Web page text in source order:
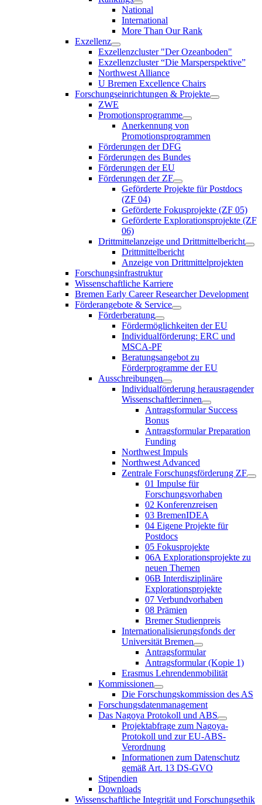
National
International
More Than Our Rank
Exzellenz
Exzellenzcluster "Der Ozeanboden"
Exzellenzcluster “Die Marsperspektive”
Northwest Alliance
U Bremen Excellence Chairs
Forschungseinrichtungen & Projekte
ZWE
Promotionsprogramme
Anerkennung von
Promotionsprogrammen
Förderungen der DFG
Förderungen des Bundes
Förderungen der EU
Förderungen der ZF
Geförderte Projekte für Postdocs
(ZF 04)
Geförderte Fokusprojekte (ZF 05)
Geförderte Explorationsprojekte (ZF
06)
Drittmittelanzeige und Drittmittelbericht
Drittmittelbericht
Anzeige von Drittmittelprojekten
Forschungsinfrastruktur
Wissenschaftliche Karriere
Bremen Early Career Researcher Development
Förderangebote & Service
Förderberatung
Fördermöglichkeiten der EU
Individualförderung: ERC und
MSCA-PF
Beratungsangebot zu
Förderprogramme der EU
Ausschreibungen
Individualförderung herausragender
Wissenschaftler:innen
Antragsformular Success
Bonus
Antragsformular Preparation
Funding
Northwest Impuls
Northwest Advanced
Zentrale Forschungsförderung ZF
01 Impulse für
Forschungsvorhaben
02 Konferenzreisen
03 BremenIDEA
04 Eigene Projekte für
Postdocs
05 Fokusprojekte
06A Explorationsprojekte zu
neuen Themen
06B Interdisziplinäre
Explorationsprojekte
07 Verbundvorhaben
08 Prämien
Bremer Studienpreis
Internationalisierungsfonds der
Universität Bremen
Antragsformular
Antragsformular (Kopie 1)
Erasmus Lehrendenmobilität
Kommissionen
Die Forschungskommission des AS
Forschungsdatenmanagement
Das Nagoya Protokoll und ABS
Projektabfrage zum Nagoya-
Protokoll und zur EU-ABS-
Verordnung
Informationen zum Datenschutz
gemäß Art. 13 DS-GVO
Stipendien
Downloads
Wissenschaftliche Integrität und Forschungsethik